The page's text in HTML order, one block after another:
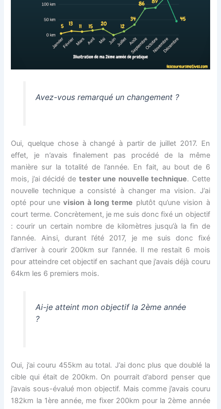
Avez-vous remarqué un changement ?
Oui, quelque chose à changé à partir de juillet 2017. En
effet, je n’avais finalement pas procédé de la même
manière sur la totalité de l’année. En fait, au bout de 6
mois, j’ai décidé de tester une nouvelle technique. Cette
nouvelle technique a consisté à changer ma vision. J’ai
opté pour unevision à long terme plutôt qu’une vision à
court terme. Concrètement, je me suis donc fixé un objectif
: courir un certain nombre de kilomètres jusqu’à la fin de
l’année. Ainsi, durant l’été 2017, je me suis donc fixé
d’arriver à courir 200km sur l’année. Il me restait 6 mois
pour atteindre cet objectif en sachant que j’avais déjà couru
64km les 6 premiers mois.
Ai-je atteint mon objectif la 2ème année
?
Oui, j’ai couru 455km au total. J’ai donc plus que doublé la
cible qui était de 200km. On pourrait d’abord penser que
j’avais sous-évalué mon objectif. Mais comme j’avais couru
182km la 1ère année, me fixer 200km pour la 2ème année